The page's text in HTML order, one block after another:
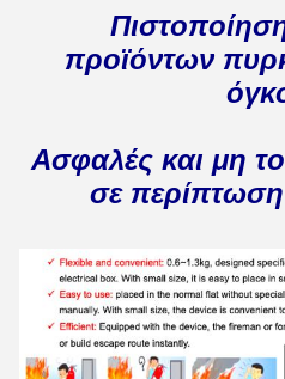
προϊόντων
Ασφαλές και μη
σε